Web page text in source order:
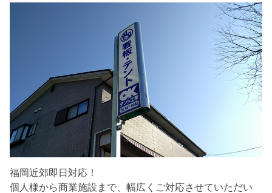
福岡近郊即日対応！
個人様から商業施設まで、幅広くご対応させていただい